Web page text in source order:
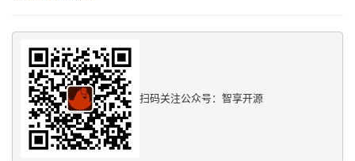
扫码关注公众号：智享开源